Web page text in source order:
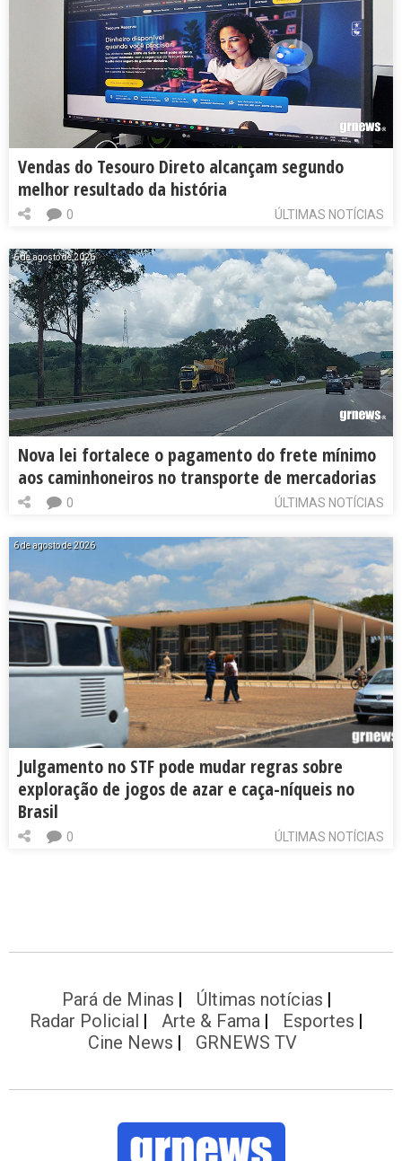
Vendas do Tesouro Direto alcançam segundo
melhor resultado da história
ÚLTIMAS NOTÍCIAS
0
6 de agosto de 2026
Nova lei fortalece o pagamento do frete mínimo
aos caminhoneiros no transporte de mercadorias
ÚLTIMAS NOTÍCIAS
0
6 de agosto de 2026
Julgamento no STF pode mudar regras sobre
exploração de jogos de azar e caça-níqueis no
Brasil
ÚLTIMAS NOTÍCIAS
0
Pará de Minas
Últimas notícias
Radar Policial
Arte & Fama
Esportes
Cine News
GRNEWS TV